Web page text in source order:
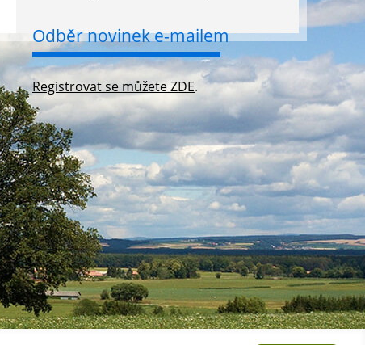
Odběr novinek e-mailem
Registrovat se můžete ZDE.